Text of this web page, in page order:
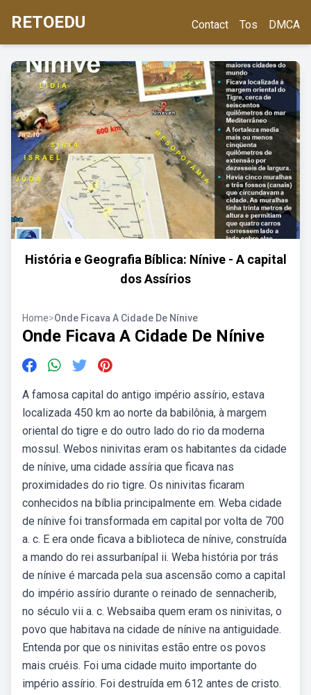
RETOEDU Contact Tos DMCA
História e Geografia Bíblica: Nínive - A capital
dos Assírios
Home>Onde Ficava A Cidade De Nínive
Onde Ficava A Cidade De Nínive
A famosa capital do antigo império assírio, estava
localizada 450 km ao norte da babilônia, à margem
oriental do tigre e do outro lado do rio da moderna
mossul. Webos ninivitas eram os habitantes da cidade
de nínive, uma cidade assíria que ficava nas
proximidades do rio tigre. Os ninivitas ficaram
conhecidos na bíblia principalmente em. Weba cidade
de nínive foi transformada em capital por volta de 700
a. c. E era onde ficava a biblioteca de nínive, construída
a mando do rei assurbanípal ii. Weba história por trás
de nínive é marcada pela sua ascensão como a capital
do império assírio durante o reinado de sennacherib,
no século vii a. c. Websaiba quem eram os ninivitas, o
povo que habitava na cidade de nínive na antiguidade.
Entenda por que os ninivitas estão entre os povos
mais cruéis. Foi uma cidade muito importante do
império assírio. Foi destruída em 612 antes de cristo.